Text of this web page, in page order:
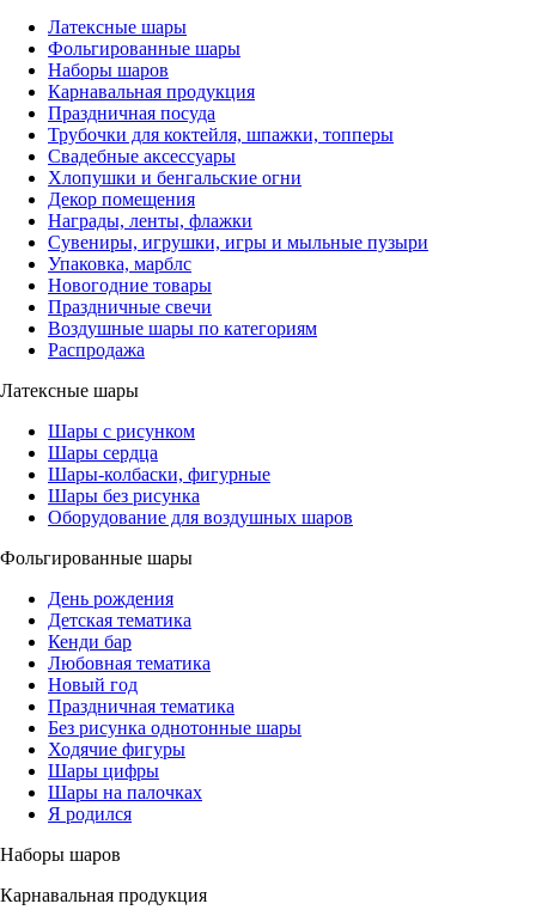
Латексные шары
Фольгированные шары
Наборы шаров
Карнавальная продукция
Праздничная посуда
Трубочки для коктейля, шпажки, топперы
Свадебные аксессуары
Хлопушки и бенгальские огни
Декор помещения
Награды, ленты, флажки
Сувениры, игрушки, игры и мыльные пузыри
Упаковка, марблс
Новогодние товары
Праздничные свечи
Воздушные шары по категориям
Распродажа
Латексные шары
Шары с рисунком
Шары сердца
Шары-колбаски, фигурные
Шары без рисунка
Оборудование для воздушных шаров
Фольгированные шары
День рождения
Детская тематика
Кенди бар
Любовная тематика
Новый год
Праздничная тематика
Без рисунка однотонные шары
Ходячие фигуры
Шары цифры
Шары на палочках
Я родился
Наборы шаров
Карнавальная продукция